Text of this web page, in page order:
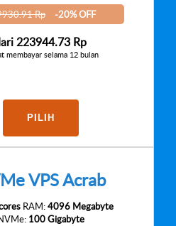
Rp -20% OFF
223944.73 Rp
membayar selama 12 bulan
PILIH
VPS Acrab
RAM:4096 Megabyte
100 Gigabyte